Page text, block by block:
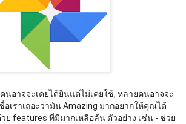
นอาจจะเคยได้ยินแต่ไม่เคยใช้, หลายคนอาจจะ
อเราเถอะว่ามัน Amazing มากอยากให้คุณได้
ย features ที่มีมากเหลือล้น ตัวอย่าง เช่น - ช่วย